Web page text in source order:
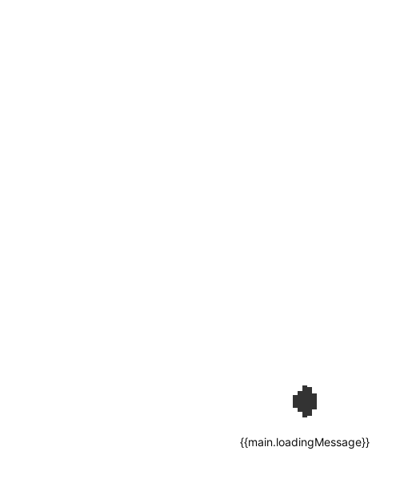
{{main.loadingMessage}}